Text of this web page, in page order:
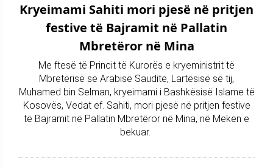
Kryeimami Sahiti mori pjesë në pritjen
festive të Bajramit në Pallatin
Mbretëror në Mina
Me ftesë të Princit të Kurorës e kryeministrit të
Mbretërisë së Arabisë Saudite, Lartësisë së tij,
Muhamed bin Selman, kryeimami i Bashkësisë Islame të
Kosovës, Vedat ef. Sahiti, mori pjesë në pritjen festive
të Bajramit në Pallatin Mbretëror në Mina, në Mekën e
bekuar.